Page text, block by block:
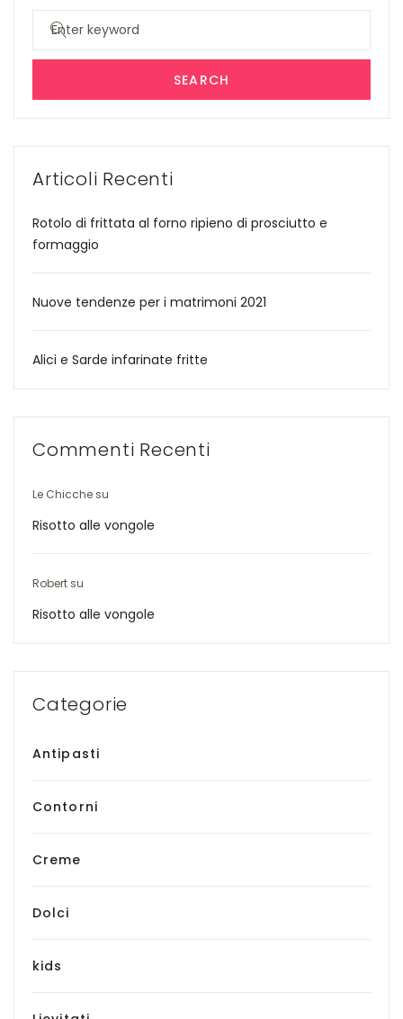
Search
SEARCH
Articoli Recenti
Rotolo di frittata al forno ripieno di prosciutto e
formaggio
Nuove tendenze per i matrimoni 2021
Alici e Sarde infarinate fritte
Commenti Recenti
Le Chicche su
Risotto alle vongole
Robert su
Risotto alle vongole
Categorie
Antipasti
Contorni
Creme
Dolci
kids